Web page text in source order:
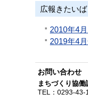
広報きたい
2010年4
2019年4
お問い合わせ
まちづくり協
TEL： 0293-43-